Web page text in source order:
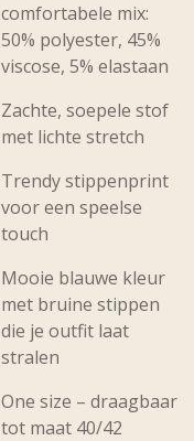
comfortabele mix:
50% polyester, 45%
viscose, 5% elastaan
Zachte, soepele stof
met lichte stretch
Trendystippenprint
voor een speelse
touch
Mooie blauwe kleur
met bruine stippen
die je outfit laat
stralen
One size – draagbaar
tot maat 40/42